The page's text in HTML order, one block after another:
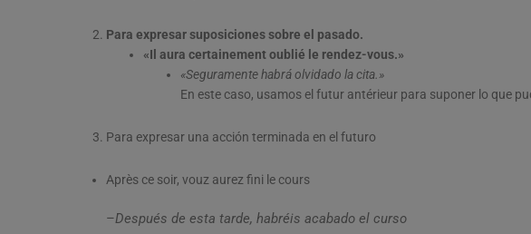
Para expresar suposiciones sobre el pasado.
«Il aura certainement oublié le rendez-vous.»
«Seguramente habrá olvidado la cita.»
En este caso, usamos el futur antérieur para suponer lo que
Para expresar una acción terminada en el futuro
Après ce soir, vouz aurez fini le cours
–Después de esta tarde, habréis acabado el curso